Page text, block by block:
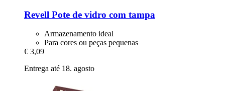
Revell Pote de vidro com tampa
Armazenamento ideal
Para cores ou peças pequenas
€ 3,09
Entrega até 18. agosto